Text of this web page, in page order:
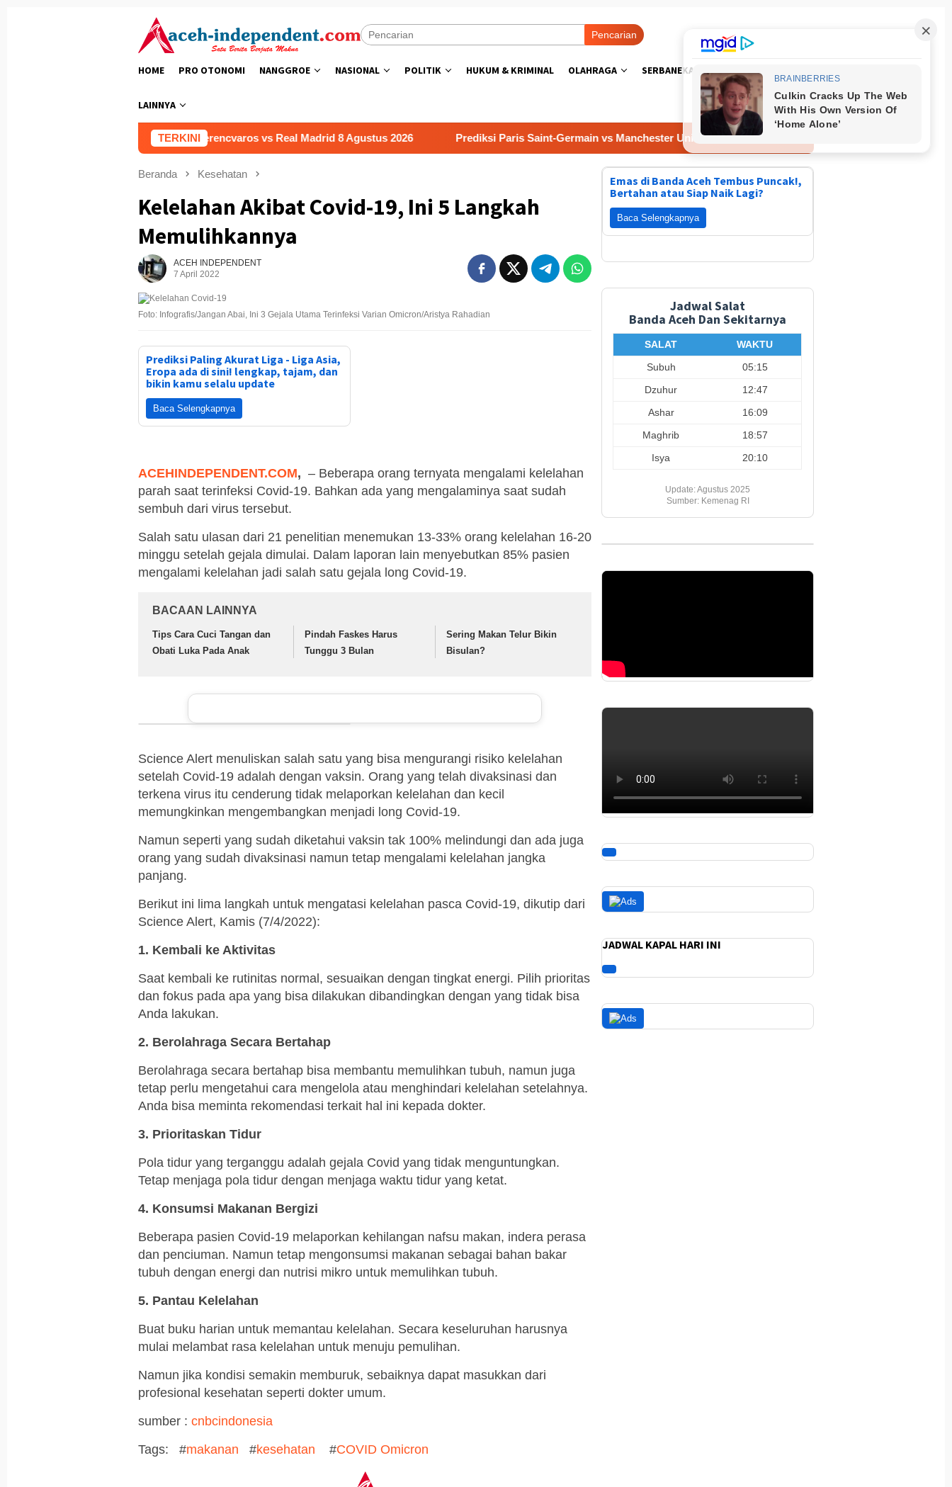
Pencarian
HOME PRO OTONOMI NANGGROE NASIONAL POLITIK HUKUM & KRIMINAL OLAHRAGA SERBANEKA FOTO
LAINNYA
TERKINI
Prediksi Ferencvaros vs Real Madrid 8 Agustus 2026 Prediksi Paris Saint-Germain vs Manchester United 8 Agustus 2026
Beranda Kesehatan
Kelelahan Akibat Covid-19, Ini 5 Langkah
Memulihkannya
ACEH INDEPENDENT
7 April 2022
Foto: Infografis/Jangan Abai, Ini 3 Gejala Utama Terinfeksi Varian Omicron/Aristya Rahadian
Prediksi Paling Akurat Liga - Liga Asia,
Eropa ada di sini! lengkap, tajam, dan
bikin kamu selalu update
Baca Selengkapnya
ACEHINDEPENDENT.COM, – Beberapa orang ternyata mengalami kelelahan
parah saat terinfeksi Covid-19. Bahkan ada yang mengalaminya saat sudah
sembuh dari virus tersebut.
Salah satu ulasan dari 21 penelitian menemukan 13-33% orang kelelahan 16-20
minggu setelah gejala dimulai. Dalam laporan lain menyebutkan 85% pasien
mengalami kelelahan jadi salah satu gejala long Covid-19.
BACAAN LAINNYA
Tips Cara Cuci Tangan dan
Obati Luka Pada Anak
Pindah Faskes Harus
Tunggu 3 Bulan
Sering Makan Telur Bikin
Bisulan?
Science Alert menuliskan salah satu yang bisa mengurangi risiko kelelahan
setelah Covid-19 adalah dengan vaksin. Orang yang telah divaksinasi dan
terkena virus itu cenderung tidak melaporkan kelelahan dan kecil
memungkinkan mengembangkan menjadi long Covid-19.
Namun seperti yang sudah diketahui vaksin tak 100% melindungi dan ada juga
orang yang sudah divaksinasi namun tetap mengalami kelelahan jangka
panjang.
Berikut ini lima langkah untuk mengatasi kelelahan pasca Covid-19, dikutip dari
Science Alert, Kamis (7/4/2022):
1. Kembali ke Aktivitas
Saat kembali ke rutinitas normal, sesuaikan dengan tingkat energi. Pilih prioritas
dan fokus pada apa yang bisa dilakukan dibandingkan dengan yang tidak bisa
Anda lakukan.
2. Berolahraga Secara Bertahap
Berolahraga secara bertahap bisa membantu memulihkan tubuh, namun juga
tetap perlu mengetahui cara mengelola atau menghindari kelelahan setelahnya.
Anda bisa meminta rekomendasi terkait hal ini kepada dokter.
3. Prioritaskan Tidur
Pola tidur yang terganggu adalah gejala Covid yang tidak menguntungkan.
Tetap menjaga pola tidur dengan menjaga waktu tidur yang ketat.
4. Konsumsi Makanan Bergizi
Beberapa pasien Covid-19 melaporkan kehilangan nafsu makan, indera perasa
dan penciuman. Namun tetap mengonsumsi makanan sebagai bahan bakar
tubuh dengan energi dan nutrisi mikro untuk memulihkan tubuh.
5. Pantau Kelelahan
Buat buku harian untuk memantau kelelahan. Secara keseluruhan harusnya
mulai melambat rasa kelelahan untuk menuju pemulihan.
Namun jika kondisi semakin memburuk, sebaiknya dapat masukkan dari
profesional kesehatan seperti dokter umum.
sumber : cnbcindonesia
Tags: #makanan #kesehatan #COVID Omicron
Emas di Banda Aceh Tembus Puncak!,
Bertahan atau Siap Naik Lagi?
Baca Selengkapnya
Jadwal Salat
Banda Aceh Dan Sekitarnya
SALAT
WAKTU
Subuh
05:15
Dzuhur
12:47
Ashar
16:09
Maghrib
18:57
Isya
20:10
Update: Agustus 2025
Sumber: Kemenag RI
JADWAL KAPAL HARI INI